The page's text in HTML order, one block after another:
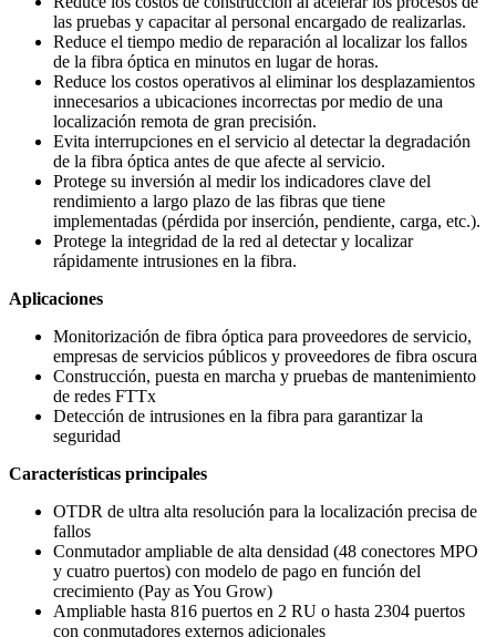
las pruebas y capacitar al personal encargado de realizarlas.
Reduce el tiempo medio de reparación al localizar los fallos
de la fibra óptica en minutos en lugar de horas.
Reduce los costos operativos al eliminar los desplazamientos
innecesarios a ubicaciones incorrectas por medio de una
localización remota de gran precisión.
Evita interrupciones en el servicio al detectar la degradación
de la fibra óptica antes de que afecte al servicio.
Protege su inversión al medir los indicadores clave del
rendimiento a largo plazo de las fibras que tiene
implementadas (pérdida por inserción, pendiente, carga, etc.).
Protege la integridad de la red al detectar y localizar
rápidamente intrusiones en la fibra.
Aplicaciones
Monitorización de fibra óptica para proveedores de servicio,
empresas de servicios públicos y proveedores de fibra oscura
Construcción, puesta en marcha y pruebas de mantenimiento
de redes FTTx
Detección de intrusiones en la fibra para garantizar la
seguridad
Características principales
OTDR de ultra alta resolución para la localización precisa de
fallos
Conmutador ampliable de alta densidad (48 conectores MPO
y cuatro puertos) con modelo de pago en función del
crecimiento (Pay as You Grow)
Ampliable hasta 816 puertos en 2 RU o hasta 2304 puertos
con conmutadores externos adicionales